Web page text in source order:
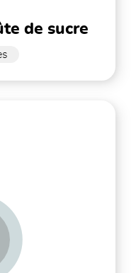
de sucre